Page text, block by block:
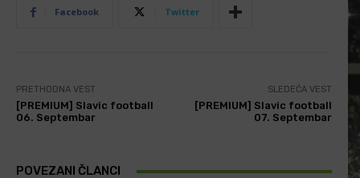
Facebook Twitter
PRETHODNA VEST
[PREMIUM] Slavic football
06. Septembar
SLEDEĆA VEST
[PREMIUM] Slavic football
07. Septembar
POVEZANI ČLANCI